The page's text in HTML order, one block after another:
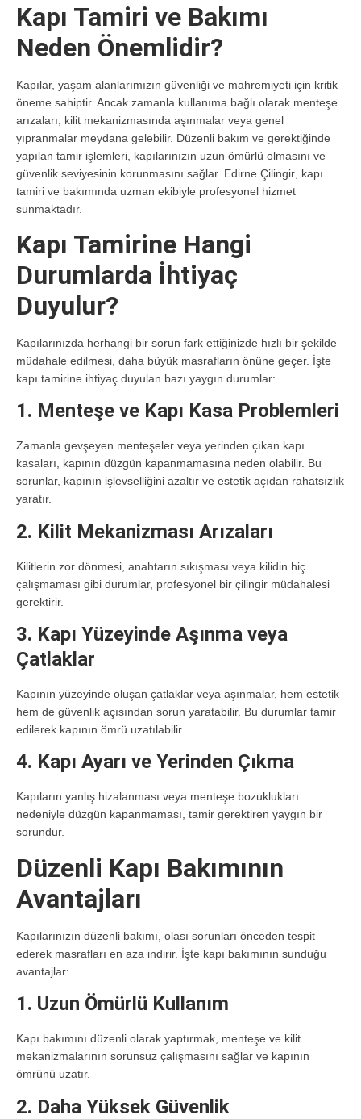
Kapı Tamiri ve Bakımı
Neden Önemlidir?
Kapılar, yaşam alanlarımızın güvenliği ve mahremiyeti için kritik
öneme sahiptir. Ancak zamanla kullanıma bağlı olarak menteşe
arızaları, kilit mekanizmasında aşınmalar veya genel
yıpranmalar meydana gelebilir. Düzenli bakım ve gerektiğinde
yapılan tamir işlemleri, kapılarınızın uzun ömürlü olmasını ve
güvenlik seviyesinin korunmasını sağlar. Edirne Çilingir , kapı
tamiri ve bakımında uzman ekibiyle profesyonel hizmet
sunmaktadır.
Kapı Tamirine Hangi
Durumlarda İhtiyaç
Duyulur?
Kapılarınızda herhangi bir sorun fark ettiğinizde hızlı bir şekilde
müdahale edilmesi, daha büyük masrafların önüne geçer. İşte
kapı tamirine ihtiyaç duyulan bazı yaygın durumlar:
1. Menteşe ve Kapı Kasa Problemleri
Zamanla gevşeyen menteşeler veya yerinden çıkan kapı
kasaları, kapının düzgün kapanmamasına neden olabilir. Bu
sorunlar, kapının işlevselliğini azaltır ve estetik açıdan rahatsızlık
yaratır.
2. Kilit Mekanizması Arızaları
Kilitlerin zor dönmesi, anahtarın sıkışması veya kilidin hiç
çalışmaması gibi durumlar, profesyonel bir çilingir müdahalesi
gerektirir.
3. Kapı Yüzeyinde Aşınma veya
Çatlaklar
Kapının yüzeyinde oluşan çatlaklar veya aşınmalar, hem estetik
hem de güvenlik açısından sorun yaratabilir. Bu durumlar tamir
edilerek kapının ömrü uzatılabilir.
4. Kapı Ayarı ve Yerinden Çıkma
Kapıların yanlış hizalanması veya menteşe bozuklukları
nedeniyle düzgün kapanmaması, tamir gerektiren yaygın bir
sorundur.
Düzenli Kapı Bakımının
Avantajları
Kapılarınızın düzenli bakımı, olası sorunları önceden tespit
ederek masrafları en aza indirir. İşte kapı bakımının sunduğu
avantajlar:
1. Uzun Ömürlü Kullanım
Kapı bakımını düzenli olarak yaptırmak, menteşe ve kilit
mekanizmalarının sorunsuz çalışmasını sağlar ve kapının
ömrünü uzatır.
2. Daha Yüksek Güvenlik